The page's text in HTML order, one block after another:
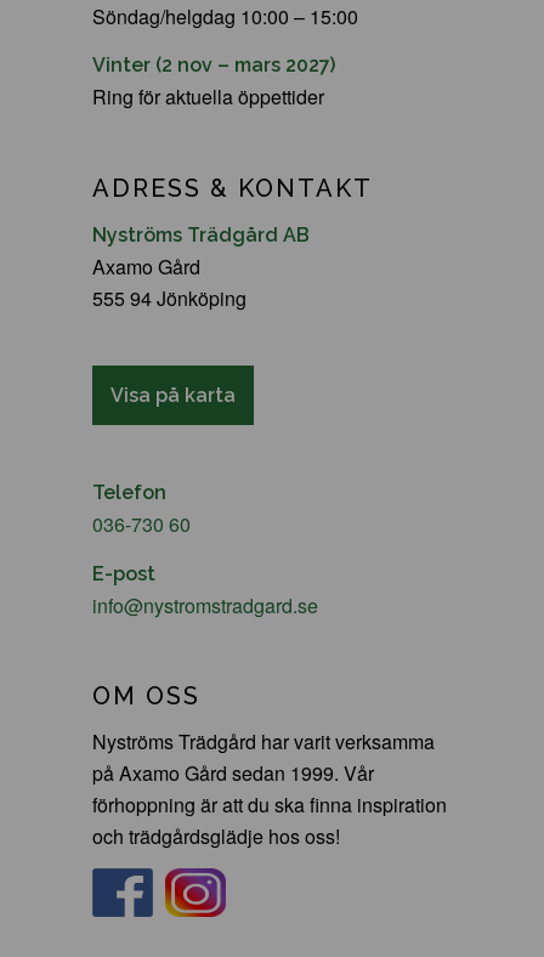
Söndag/helgdag 10:00 – 15:00
Vinter (2 nov – mars 2027)
Ring för aktuella öppettider
ADRESS & KONTAKT
Nyströms Trädgård AB
Axamo Gård
555 94 Jönköping
Visa på karta
Telefon
036-730 60
E-post
info@nystromstradgard.se
OM OSS
Nyströms Trädgård har varit verksamma
på Axamo Gård sedan 1999. Vår
förhoppning är att du ska finna inspiration
och trädgårdsglädje hos oss!